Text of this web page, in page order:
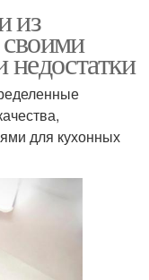
из
для кухонных